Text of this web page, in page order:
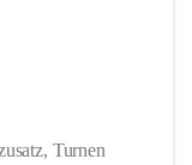
Turnen